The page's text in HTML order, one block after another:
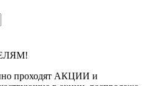
проходят АКЦИИ и